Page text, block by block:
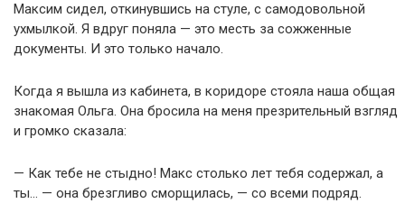
Максим сидел, откинувшись на стуле, с самодовольной
ухмылкой. Я вдруг поняла — это месть за сожженные
документы. И это только начало.
Когда я вышла из кабинета, в коридоре стояла наша общая
знакомая Ольга. Она бросила на меня презрительный взгляд
и громко сказала:
— Как тебе не стыдно! Макс столько лет тебя содержал, а
ты… — она брезгливо сморщилась, — со всеми подряд.